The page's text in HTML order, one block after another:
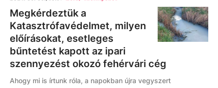
Megkérdeztük a
Katasztrófavédelmet, milyen
előírásokat, esetleges
bűntetést kapott az ipari
szennyezést okozó fehérvári cég
Ahogy mi is írtunk róla, a napokban újra vegyszert